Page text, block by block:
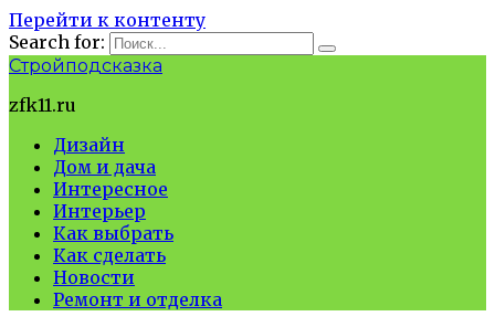
Перейти к контенту
Search for:
Стройподсказка
zfk11.ru
Дизайн
Дом и дача
Интересное
Интерьер
Как выбрать
Как сделать
Новости
Ремонт и отделка